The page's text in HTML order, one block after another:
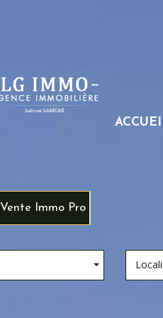
Vente Immo Pro